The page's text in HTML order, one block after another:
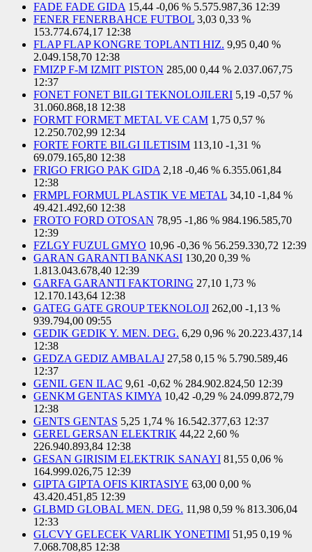
FADE FADE GIDA 15,44 -0,06 % 5.575.987,36 12:39
FENER FENERBAHCE FUTBOL 3,03 0,33 %
153.774.674,17 12:38
FLAP FLAP KONGRE TOPLANTI HIZ. 9,95 0,40 %
2.049.158,70 12:38
FMIZP F-M IZMIT PISTON 285,00 0,44 % 2.037.067,75
12:37
FONET FONET BILGI TEKNOLOJILERI 5,19 -0,57 %
31.060.868,18 12:38
FORMT FORMET METAL VE CAM 1,75 0,57 %
12.250.702,99 12:34
FORTE FORTE BILGI ILETISIM 113,10 -1,31 %
69.079.165,80 12:38
FRIGO FRIGO PAK GIDA 2,18 -0,46 % 6.355.061,84
12:38
FRMPL FORMUL PLASTIK VE METAL 34,10 -1,84 %
49.421.492,60 12:38
FROTO FORD OTOSAN 78,95 -1,86 % 984.196.585,70
12:39
FZLGY FUZUL GMYO 10,96 -0,36 % 56.259.330,72 12:39
GARAN GARANTI BANKASI 130,20 0,39 %
1.813.043.678,40 12:39
GARFA GARANTI FAKTORING 27,10 1,73 %
12.170.143,64 12:38
GATEG GATE GROUP TEKNOLOJI 262,00 -1,13 %
939.794,00 09:55
GEDIK GEDIK Y. MEN. DEG. 6,29 0,96 % 20.223.437,14
12:38
GEDZA GEDIZ AMBALAJ 27,58 0,15 % 5.790.589,46
12:37
GENIL GEN ILAC 9,61 -0,62 % 284.902.824,50 12:39
GENKM GENTAS KIMYA 10,42 -0,29 % 24.099.872,79
12:38
GENTS GENTAS 5,25 1,74 % 16.542.377,63 12:37
GEREL GERSAN ELEKTRIK 44,22 2,60 %
226.940.893,84 12:38
GESAN GIRISIM ELEKTRIK SANAYI 81,55 0,06 %
164.999.026,75 12:39
GIPTA GIPTA OFIS KIRTASIYE 63,00 0,00 %
43.420.451,85 12:39
GLBMD GLOBAL MEN. DEG. 11,98 0,59 % 813.306,04
12:33
GLCVY GELECEK VARLIK YONETIMI 51,95 0,19 %
7.068.708,85 12:38